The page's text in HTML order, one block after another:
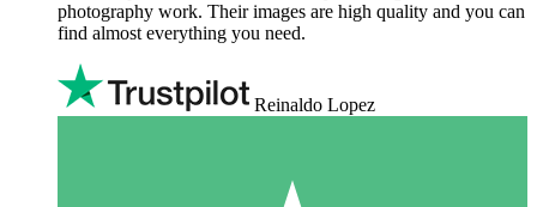
photography work. Their images are high quality and you can
find almost everything you need.
Reinaldo Lopez